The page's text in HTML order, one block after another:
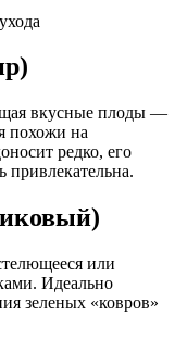
вкусные плоды —
похожи на
редко, его
привлекательна.
или
Идеально
зеленых «ковров»